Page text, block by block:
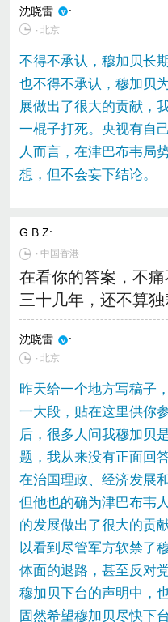
沈晓雷 :
∙ 北京
不得不承认，穆加贝长
也不得不承认，穆加贝
展做出了很大的贡献，
一棍子打死。央视有自
人而言，在津巴布韦局
想，但不会妄下结论。
G B Z:
∙中国香港
在看你的答案，不
三十几年，还不算独
沈晓雷 :
∙ 北京
昨天给一个地方写稿子
一大段，贴在这里供你
后，很多人问我穆加贝
题，我从来没有正面回
在治国理政、经济发展
但他也的确为津巴布韦
的发展做出了很大的贡
以看到尽管军方软禁了
体面的退路，甚至反对
穆加贝下台的声明中，
固然希望穆加贝尽快下